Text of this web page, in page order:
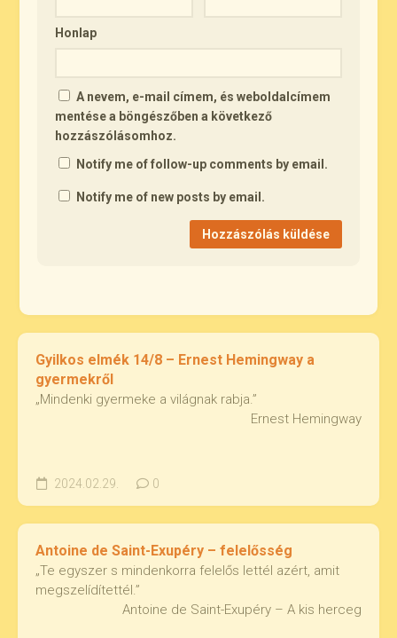
Honlap
A nevem, e-mail címem, és weboldalcímem
mentése a böngészőben a következő
hozzászólásomhoz.
Notify me of follow-up comments by email.
Notify me of new posts by email.
Gyilkos elmék 14/8 – Ernest Hemingway a
gyermekről
„Mindenki gyermeke a világnak rabja.”
Ernest Hemingway
2024.02.29. 0
Antoine de Saint-Exupéry – felelősség
„Te egyszer s mindenkorra felelős lettél azért, amit
megszelídítettél.”
Antoine de Saint-Exupéry – A kis herceg